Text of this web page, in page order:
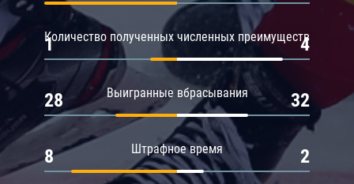
Количество полученных численных преимуществ
1 4
Выигранные вбрасывания
28 32
Штрафное время
8 2